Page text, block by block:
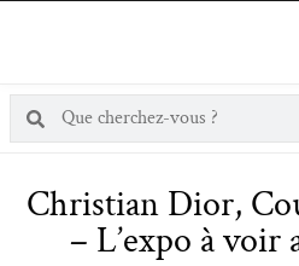
Christian Dior,
– L’expo à voir